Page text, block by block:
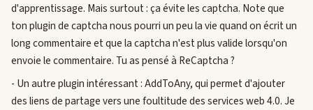
d'apprentissage. Mais surtout : ça évite les captcha. Note que
ton plugin de captcha nous pourri un peu la vie quand on écrit un
long commentaire et que la captcha n'est plus valide lorsqu'on
envoie le commentaire. Tu as pensé à ReCaptcha ?
- Un autre plugin intéressant : AddToAny, qui permet d'ajouter
des liens de partage vers une foultitude des services web 4.0. Je